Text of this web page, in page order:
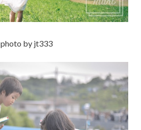
photo by jt333